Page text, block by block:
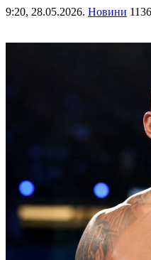
9:20, 28.05.2026. Новини 1136